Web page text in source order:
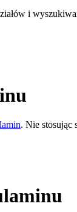
i
. Nie stosując